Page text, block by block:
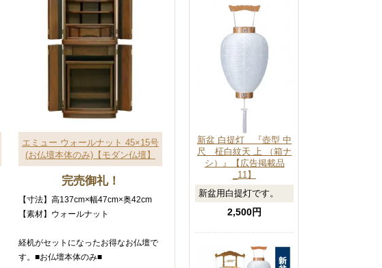
エミュー ウォールナット 45×15号
(お仏壇本体のみ)【モダン仏壇】
完売御礼！
【寸法】高137cm×幅47cm×奥42cm
【素材】ウォールナット
経机がセットになったお得なお仏壇で
す。■お仏壇本体のみ■
新盆 白提灯 『壺型 中
尺 柾白紋天 上 （箱ナ
シ）』【広告掲載品
_11】
新盆用白提灯です。
2,500円